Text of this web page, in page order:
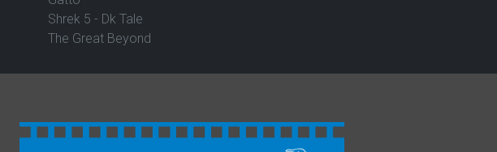
Shrek 5 - Dk Tale
The Great Beyond